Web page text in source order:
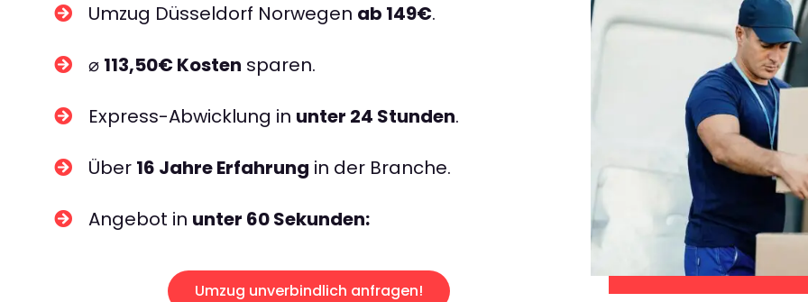
Umzug Düsseldorf Norwegen ab 149€.
⌀ 113,50€ Kosten sparen.
Express-Abwicklung in unter 24 Stunden.
Über 16 Jahre Erfahrung in der Branche.
Angebot in unter 60 Sekunden:
Umzug unverbindlich anfragen!